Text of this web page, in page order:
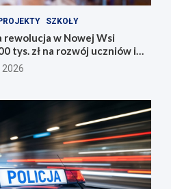
SZKOŁY
rewolucja w Nowej Wsi
tys. zł na rozwój uczniów i
2026